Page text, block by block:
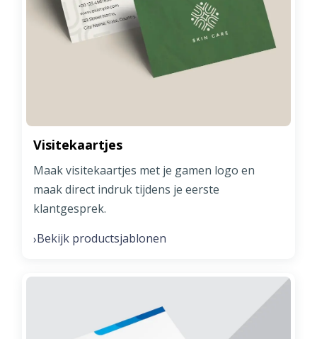
Visitekaartjes
Maak visitekaartjes met je gamen logo en
maak direct indruk tijdens je eerste
klantgesprek.
›Bekijk productsjablonen